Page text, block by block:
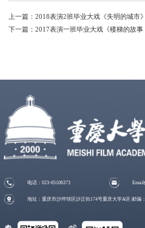
上一篇：2018表演2班毕业大戏《失明的城市》
下一篇：2017表演一班毕业大戏《楼梯的故事
电话：023-65106373 Email
地址：重庆市沙坪坝区沙正街174号重庆大学A区 邮编